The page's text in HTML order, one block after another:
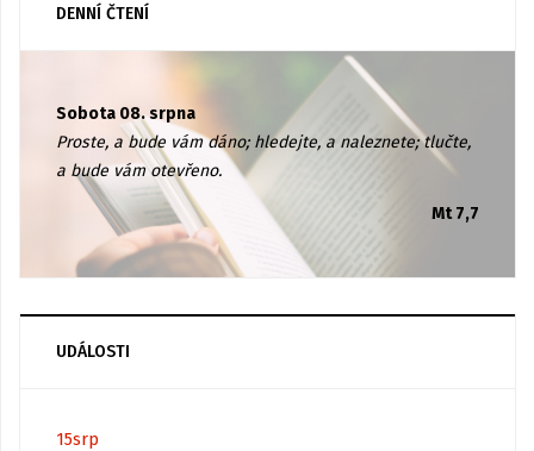
DENNÍ ČTENÍ
Sobota 08. srpna
Proste, a bude vám dáno; hledejte, a naleznete; tlučte,
a bude vám otevřeno.
Mt 7,7
UDÁLOSTI
15srp